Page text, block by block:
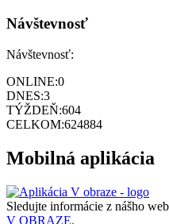
Návštevnosť
Návštevnosť:
ONLINE:0
DNES:3
TÝŽDEŇ:604
CELKOM:624884
Mobilná aplikácia
Sledujte informácie z nášho
V OBRAZE.